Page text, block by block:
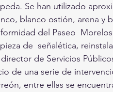
Se han utilizado
blanco ostión, arena y
del Paseo
de  señalética,
de Servicios
de una serie de
entre ellas se